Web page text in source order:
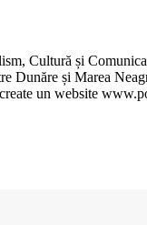
Cultură și
Dunăre și Marea
un website